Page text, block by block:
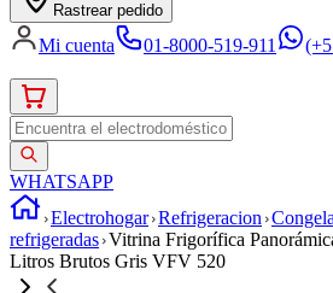
Rastrear pedido
Mi cuenta 01-8000-519-911
WHATSAPP
Electrohogar Refrigeracion
refrigeradas Vitrina Frigorífica
Litros Brutos Gris VFV 520